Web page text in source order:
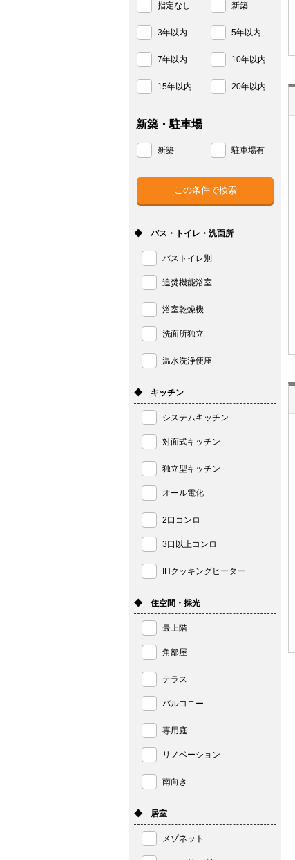
指定なし 新築
3年以内 5年以内
7年以内 10年以内
15年以内 20年以内
新築・駐車場
新築 駐車場有
◆ バス・トイレ・洗面所
バストイレ別
追焚機能浴室
浴室乾燥機
洗面所独立
温水洗浄便座
◆ キッチン
システムキッチン
対面式キッチン
独立型キッチン
オール電化
2口コンロ
3口以上コンロ
IHクッキングヒーター
◆ 住空間・採光
最上階
角部屋
テラス
バルコニー
専用庭
リノベーション
南向き
◆ 居室
メゾネット